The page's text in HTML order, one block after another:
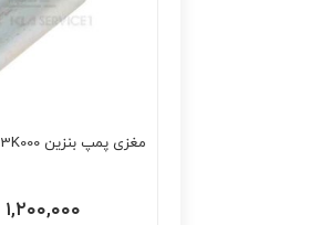
مغزی پمپ بنزین 3K000
۱,۲۰۰,۰۰۰